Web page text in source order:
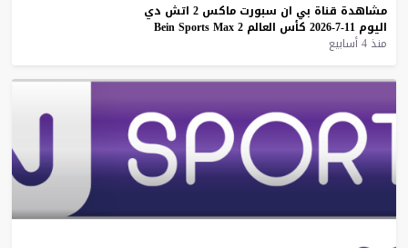
مشاهدة قناة بي ان سبورت ماكس 2 اتش دي
اليوم 11-7-2026 كأس العالم Bein Sports Max 2
منذ 4 أسابيع